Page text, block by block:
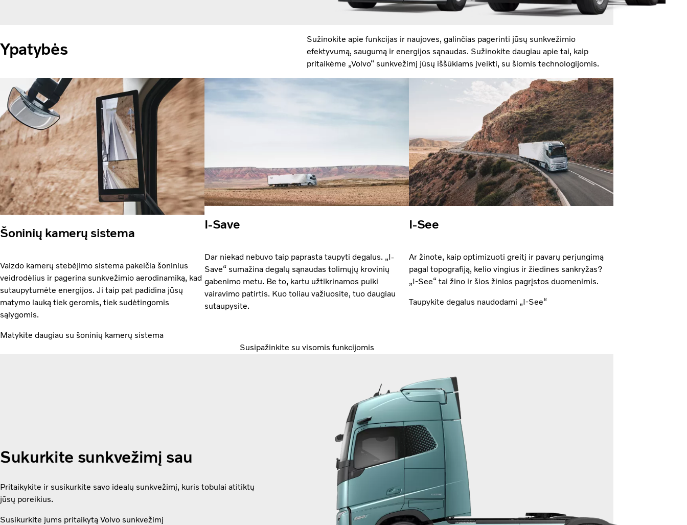
Ypatybės
Sužinokite apie funkcijas ir naujoves, galinčias pagerinti jūsų sunkvežimio
efektyvumą, saugumą ir energijos sąnaudas. Sužinokite daugiau apie tai, kaip
pritaikėme „Volvo“ sunkvežimį jūsų iššūkiams įveikti, su šiomis technologijomis.
Šoninių kamerų sistema
Vaizdo kamerų stebėjimo sistema pakeičia šoninius
veidrodėlius ir pagerina sunkvežimio aerodinamiką, kad
sutaupytumėte energijos. Ji taip pat padidina jūsų
matymo lauką tiek geromis, tiek sudėtingomis
sąlygomis.
Matykite daugiau su šoninių kamerų sistema
I-Save
Dar niekad nebuvo taip paprasta taupyti degalus. „I-
Save“ sumažina degalų sąnaudas tolimųjų krovinių
gabenimo metu. Be to, kartu užtikrinamos puiki
vairavimo patirtis. Kuo toliau važiuosite, tuo daugiau
sutaupysite.
I-See
Ar žinote, kaip optimizuoti greitį ir pavarų perjungimą
pagal topografiją, kelio vingius ir žiedines sankryžas?
„I-See“ tai žino ir šios žinios pagrįstos duomenimis.
Taupykite degalus naudodami „I-See“
Susipažinkite su visomis funkcijomis
Sukurkite sunkvežimį sau
Pritaikykite ir susikurkite savo idealų sunkvežimį, kuris tobulai atitiktų
jūsų poreikius.
Susikurkite jums pritaikytą Volvo sunkvežimį